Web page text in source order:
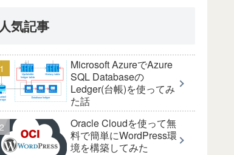
人気記事
Microsoft AzureでAzure
SQL Databaseの
Ledger(台帳)を使ってみ
た話
Oracle Cloudを使って無
料で簡単にWordPress環
境を構築してみた